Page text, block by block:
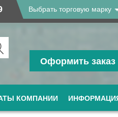
Выбрать торговую марку
Оформить заказ
КОМПАНИИ